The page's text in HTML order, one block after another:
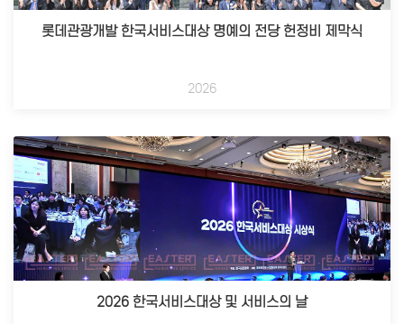
롯데관광개발 한국서비스대상 명예의 전당 헌정비 제막식
2026
2026 한국서비스대상 및 서비스의 날